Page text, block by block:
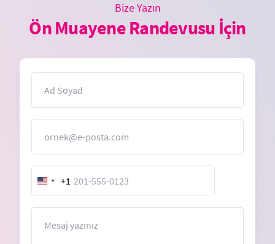
Bize Yazın
Ön Muayene Randevusu İçin
United
States
+1